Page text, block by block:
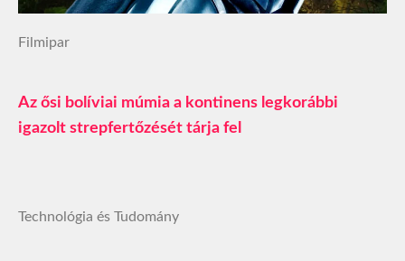
Filmipar
Az ősi bolíviai múmia a kontinens legkorábbi
igazolt strepfertőzését tárja fel
Technológia és Tudomány